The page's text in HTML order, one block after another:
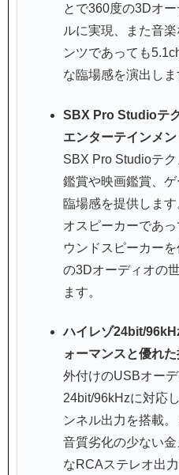
とで360度の3Dオ
ルに実現、また音
ンツであっても
な臨場感を演出しま
SBX Pro Studioテ
エンターテインメン
SBX Pro Studioテ
鑑賞や映画鑑賞、
臨場感を提供しま
オスピーカーであ
ウンドスピーカー
の3Dオーディオの
ます。
ハイレゾ24bit/
ォーマンスと優れ
外付けのUSBオー
24bit/96kHzに対応
ンネル出力を搭載
音質劣化の少ない
なRCAステレオ出